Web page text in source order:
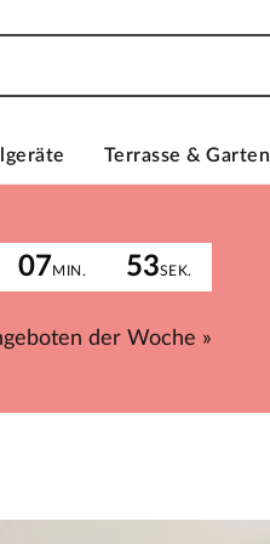
Terrasse & Garten
07MIN. 53SEK.
der Woche »